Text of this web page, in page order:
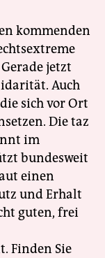
kommenden
jetzt
Auch
sich vor Ort
Die taz
im
bundesweit
einen
und Erhalt
guten, frei
Finden Sie